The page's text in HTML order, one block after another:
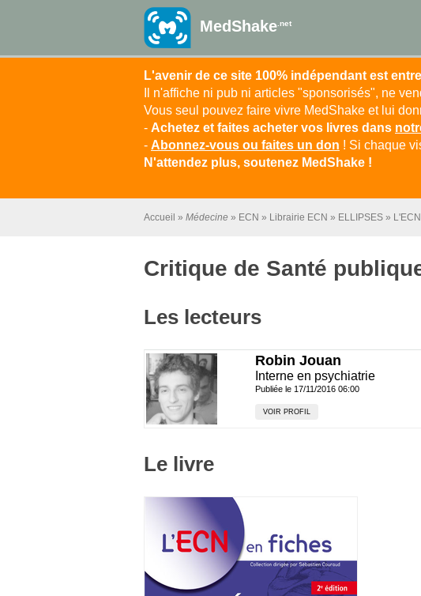
MedShake .net
L'avenir de ce site 100% indépendant est
Il n'affiche ni pub ni articles "sponsorisés", ne
Vous seul pouvez faire vivre MedShake et lui
- Achetez et faites acheter vos livres dans
- Abonnez-vous ou faites un don ! Si chaque
N'attendez plus, soutenez MedShake !
Accueil Médecine ECN Librairie ECN ELLIPSES
Critique de Santé
Les lecteurs
Robin Jouan
Interne en psychiatrie
Publiée le 17/11/2016 06:00
VOIR PROFIL
Le livre